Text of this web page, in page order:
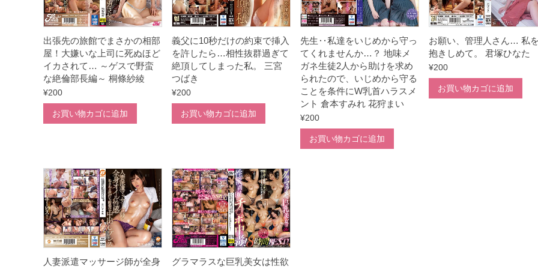
出張先の旅館でまさかの相部
屋！大嫌いな上司に死ぬほど
イカされて… ～ゲスで野蛮
な絶倫部長編～ 桐條紗綾
¥200
お買い物カゴに追加
義父に10秒だけの約束で挿入
を許したら…相性抜群過ぎて
絶頂してしまった私。 三宮
つばき
¥200
お買い物カゴに追加
先生‥私達をいじめから守っ
てくれませんか…？ 地味メ
ガネ生徒2人から助けを求め
られたので、いじめから守る
ことを条件にW乳首ハラスメ
ント 倉本すみれ 花狩まい
¥200
お買い物カゴに追加
お願い、管理人さん… 私
抱きしめて。 君塚ひなた
¥200
お買い物カゴに追加
人妻派遣マッサージ師が全身 グラマラスな巨乳美女は性欲